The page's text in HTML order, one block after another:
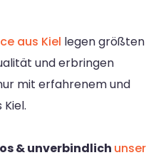
aus Kiel legen größten
und erbringen
mit erfahrenem und
& unverbindlich unser